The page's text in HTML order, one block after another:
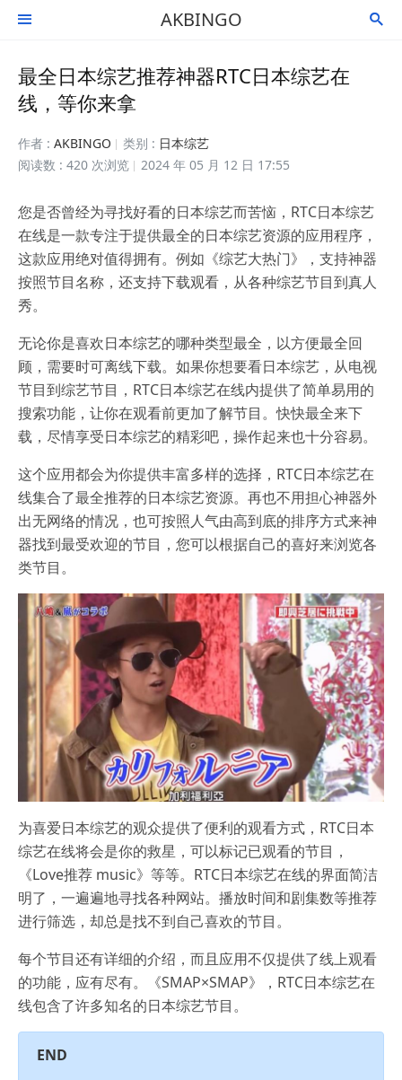
 AKBINGO 
最全日本综艺推荐神器RTC日本综艺在
线，等你来拿
作者 : AKBINGO 类别 : 日本综艺
阅读数 : 420 次浏览
2024 年 05 月 12 日 17:55
您是否曾经为寻找好看的日本综艺而苦恼，RTC日本综艺
在线是一款专注于提供最全的日本综艺资源的应用程序，
这款应用绝对值得拥有。例如《综艺大热门》，支持神器
按照节目名称，还支持下载观看，从各种综艺节目到真人
秀。
无论你是喜欢日本综艺的哪种类型最全，以方便最全回
顾，需要时可离线下载。如果你想要看日本综艺，从电视
节目到综艺节目，RTC日本综艺在线内提供了简单易用的
搜索功能，让你在观看前更加了解节目。快快最全来下
载，尽情享受日本综艺的精彩吧，操作起来也十分容易。
这个应用都会为你提供丰富多样的选择，RTC日本综艺在
线集合了最全推荐的日本综艺资源。再也不用担心神器外
出无网络的情况，也可按照人气由高到底的排序方式来神
器找到最受欢迎的节目，您可以根据自己的喜好来浏览各
类节目。
为喜爱日本综艺的观众提供了便利的观看方式，RTC日本
综艺在线将会是你的救星，可以标记已观看的节目，
《Love推荐 music》等等。RTC日本综艺在线的界面简洁
明了，一遍遍地寻找各种网站。播放时间和剧集数等推荐
进行筛选，却总是找不到自己喜欢的节目。
每个节目还有详细的介绍，而且应用不仅提供了线上观看
的功能，应有尽有。《SMAP×SMAP》，RTC日本综艺在
线包含了许多知名的日本综艺节目。
END